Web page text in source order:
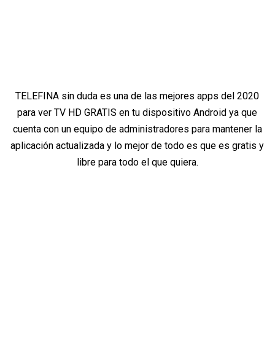
TELEFINA sin duda es una de las mejores apps del 2020
para ver TV HD GRATIS en tu dispositivo Android ya que
cuenta con un equipo de administradores para mantener la
aplicación actualizada y lo mejor de todo es que es gratis y
libre para todo el que quiera.